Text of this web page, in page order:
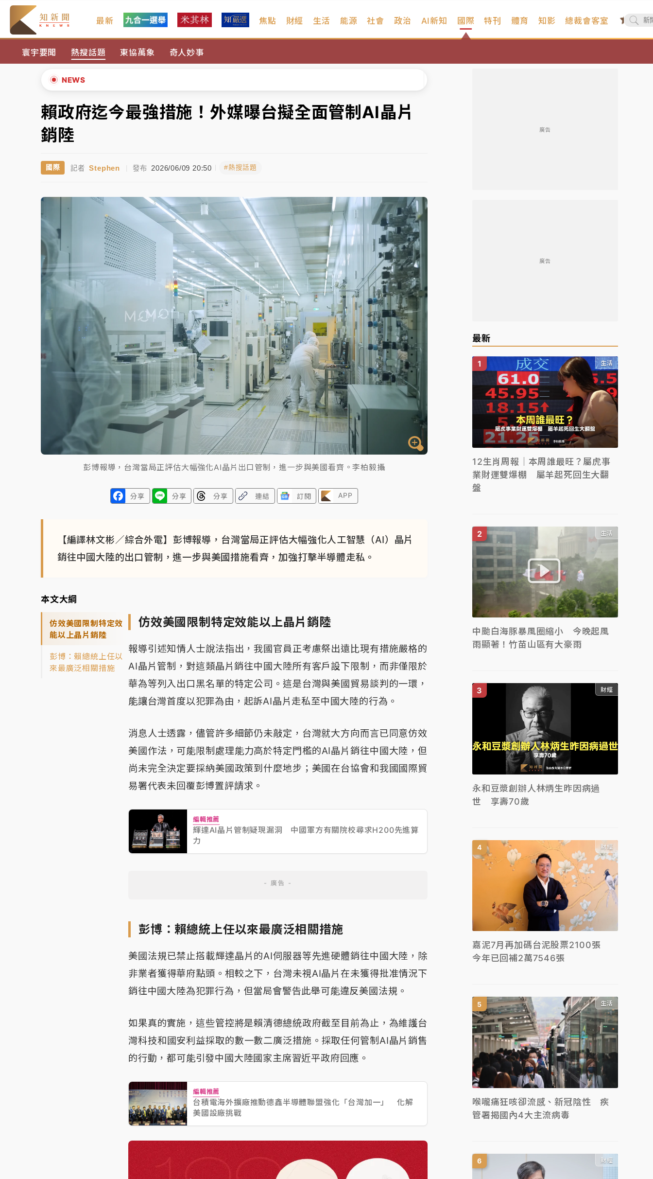
最新 焦點 財經 生活 能源 社會 政治 AI新知 國際
寰宇要聞 熱搜話題 東協萬象 奇人妙事
特刊 體育 知影 總裁會客室
NEWS
中颱白海豚進逼！台北喜來登圍籬傾倒砸傷人 民權西路鷹架倒塌壓2車
有片｜ 白海豚暴風圈逼近！新北淡水赫見龍捲風 榕樹連根拔起
中颱白海豚風雨來了！中部以北防豪雨 今晚、明天影響最劇烈
白海豚逼近！北市水門只出不進 未移置車輛最高罰4800＋拖吊費
中颱白海豚進逼！台北喜來登圍籬傾倒砸傷人 民權西路鷹架倒塌壓2車
中颱白海豚風雨來了！中部以北防豪雨 今晚、明天影響最劇烈
白海豚逼近！北市水門只出不進 未移置車輛最高罰4800＋拖吊費
▲
▼
賴政府迄今最強措施！外媒曝台擬全面管制AI晶片
銷陸
國際 記者 Stephen | 發布 2026/06/09 20:50 #熱搜話題
彭博報導，台灣當局正評估大幅強化AI晶片出口管制，進一步與美國看齊。李柏毅攝
分享 分享 分享 連結 訂閱 APP
【編譯林文彬／綜合外電】彭博報導，台灣當局正評估大幅強化人工智慧（AI）晶片
銷往中國大陸的出口管制，進一步與美國措施看齊，加強打擊半導體走私。
本文大綱
仿效美國限制特定效
能以上晶片銷陸
彭博：賴總統上任以
來最廣泛相關措施
仿效美國限制特定效能以上晶片銷陸
報導引述知情人士說法指出，我國官員正考慮祭出遠比現有措施嚴格的
AI晶片管制，對這類晶片銷往中國大陸所有客戶設下限制，而非僅限於
華為等列入出口黑名單的特定公司。這是台灣與美國貿易談判的一環，
能讓台灣首度以犯罪為由，起訴AI晶片走私至中國大陸的行為。
消息人士透露，儘管許多細節仍未敲定，台灣就大方向而言已同意仿效
美國作法，可能限制處理能力高於特定門檻的AI晶片銷往中國大陸，但
尚未完全決定要採納美國政策到什麼地步；美國在台協會和我國國際貿
易署代表未回覆彭博置評請求。
編輯推薦
輝達AI晶片管制疑現漏洞 中國軍方有關院校尋求H200先進算
力
彭博：賴總統上任以來最廣泛相關措施
美國法規已禁止搭載輝達晶片的AI伺服器等先進硬體銷往中國大陸，除
非業者獲得華府點頭。相較之下，台灣未視AI晶片在未獲得批准情況下
銷往中國大陸為犯罪行為，但當局會警告此舉可能違反美國法規。
如果真的實施，這些管控將是賴清德總統政府截至目前為止，為維護台
灣科技和國安利益採取的數一數二廣泛措施。採取任何管制AI晶片銷售
的行動，都可能引發中國大陸國家主席習近平政府回應。
編輯推薦
台積電海外擴廠推動德鑫半導體聯盟強化「台灣加一」 化解
美國設廠挑戰
廣告
廣告
最新
生活
12生肖周報｜本周誰最旺？屬虎事
業財運雙爆棚 屬羊起死回生大翻
盤
生活
中颱白海豚暴風圈縮小 今晚起風
雨顯著！竹苗山區有大豪雨
財經
永和豆漿創辦人林炳生昨因病過
世 享壽70歲
財經
嘉泥7月再加碼台泥股票2100張
今年已回補2萬7546張
生活
喉嚨痛狂咳卻流感、新冠陰性 疾
管署揭國內4大主流病毒
財經